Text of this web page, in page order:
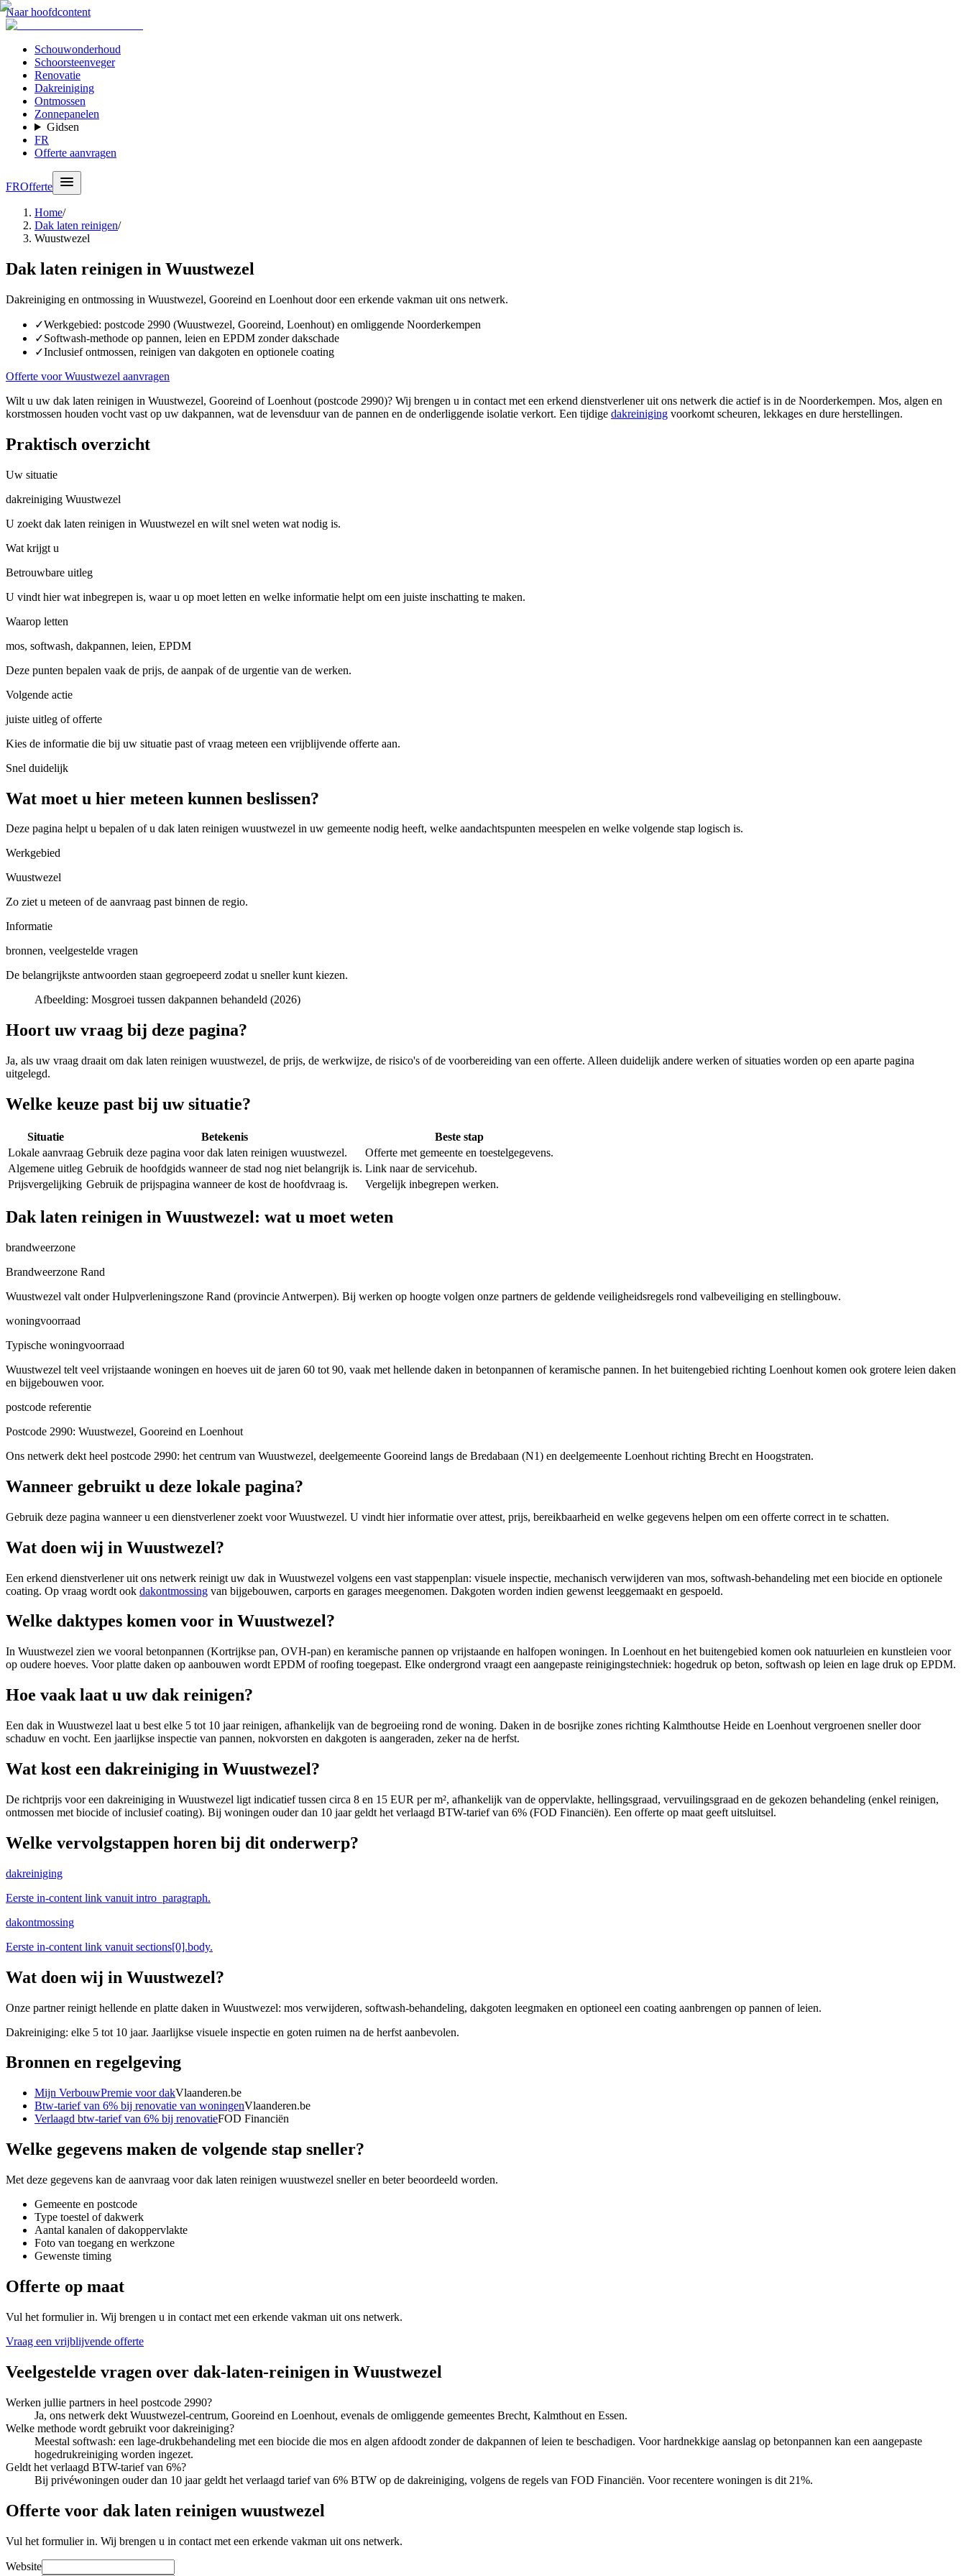
Naar hoofdcontent
Schouwonderhoud
Schoorsteenveger
Renovatie
Dakreiniging
Ontmossen
Zonnepanelen
Gidsen
FR
Offerte aanvragen
FROfferte
Home/
Dak laten reinigen/
Wuustwezel
Dak laten reinigen in Wuustwezel
Dakreiniging en ontmossing in Wuustwezel, Gooreind en Loenhout door een erkende vakman uit ons netwerk.
✓Werkgebied: postcode 2990 (Wuustwezel, Gooreind, Loenhout) en omliggende Noorderkempen
✓Softwash-methode op pannen, leien en EPDM zonder dakschade
✓Inclusief ontmossen, reinigen van dakgoten en optionele coating
Offerte voor Wuustwezel aanvragen
Wilt u uw dak laten reinigen in Wuustwezel, Gooreind of Loenhout (postcode 2990)? Wij brengen u in contact met een erkend dienstverlener uit ons netwerk die actief is in de Noorderkempen. Mos, algen en
korstmossen houden vocht vast op uw dakpannen, wat de levensduur van de pannen en de onderliggende isolatie verkort. Een tijdige dakreiniging voorkomt scheuren, lekkages en dure herstellingen.
Praktisch overzicht
Uw situatie
dakreiniging Wuustwezel
U zoekt dak laten reinigen in Wuustwezel en wilt snel weten wat nodig is.
Wat krijgt u
Betrouwbare uitleg
U vindt hier wat inbegrepen is, waar u op moet letten en welke informatie helpt om een juiste inschatting te maken.
Waarop letten
mos, softwash, dakpannen, leien, EPDM
Deze punten bepalen vaak de prijs, de aanpak of de urgentie van de werken.
Volgende actie
juiste uitleg of offerte
Kies de informatie die bij uw situatie past of vraag meteen een vrijblijvende offerte aan.
Snel duidelijk
Wat moet u hier meteen kunnen beslissen?
Deze pagina helpt u bepalen of u dak laten reinigen wuustwezel in uw gemeente nodig heeft, welke aandachtspunten meespelen en welke volgende stap logisch is.
Werkgebied
Wuustwezel
Zo ziet u meteen of de aanvraag past binnen de regio.
Informatie
bronnen, veelgestelde vragen
De belangrijkste antwoorden staan gegroepeerd zodat u sneller kunt kiezen.
Afbeelding: Mosgroei tussen dakpannen behandeld (2026)
Hoort uw vraag bij deze pagina?
Ja, als uw vraag draait om dak laten reinigen wuustwezel, de prijs, de werkwijze, de risico's of de voorbereiding van een offerte. Alleen duidelijk andere werken of situaties worden op een aparte pagina
uitgelegd.
Welke keuze past bij uw situatie?
Situatie Betekenis
Beste stap
Lokale aanvraag Gebruik deze pagina voor dak laten reinigen wuustwezel.
Offerte met gemeente en toestelgegevens.
Algemene uitleg Gebruik de hoofdgids wanneer de stad nog niet belangrijk is. Link naar de servicehub.
Prijsvergelijking Gebruik de prijspagina wanneer de kost de hoofdvraag is. Vergelijk inbegrepen werken.
Dak laten reinigen in Wuustwezel: wat u moet weten
brandweerzone
Brandweerzone Rand
Wuustwezel valt onder Hulpverleningszone Rand (provincie Antwerpen). Bij werken op hoogte volgen onze partners de geldende veiligheidsregels rond valbeveiliging en stellingbouw.
woningvoorraad
Typische woningvoorraad
Wuustwezel telt veel vrijstaande woningen en hoeves uit de jaren 60 tot 90, vaak met hellende daken in betonpannen of keramische pannen. In het buitengebied richting Loenhout komen ook grotere leien daken
en bijgebouwen voor.
postcode referentie
Postcode 2990: Wuustwezel, Gooreind en Loenhout
Ons netwerk dekt heel postcode 2990: het centrum van Wuustwezel, deelgemeente Gooreind langs de Bredabaan (N1) en deelgemeente Loenhout richting Brecht en Hoogstraten.
Wanneer gebruikt u deze lokale pagina?
Gebruik deze pagina wanneer u een dienstverlener zoekt voorWuustwezel. U vindt hier informatie over attest, prijs, bereikbaarheid en welke gegevens helpen om een offerte correct in te schatten.
Wat doen wij in Wuustwezel?
Een erkend dienstverlener uit ons netwerk reinigt uw dak in Wuustwezel volgens een vast stappenplan: visuele inspectie, mechanisch verwijderen van mos, softwash-behandeling met een biocide en optionele
coating. Op vraag wordt ook dakontmossing van bijgebouwen, carports en garages meegenomen. Dakgoten worden indien gewenst leeggemaakt en gespoeld.
Welke daktypes komen voor in Wuustwezel?
In Wuustwezel zien we vooral betonpannen (Kortrijkse pan, OVH-pan) en keramische pannen op vrijstaande en halfopen woningen. In Loenhout en het buitengebied komen ook natuurleien en kunstleien voor
op oudere hoeves. Voor platte daken op aanbouwen wordt EPDM of roofing toegepast. Elke ondergrond vraagt een aangepaste reinigingstechniek: hogedruk op beton, softwash op leien en lage druk op EPDM.
Hoe vaak laat u uw dak reinigen?
Een dak in Wuustwezel laat u best elke 5 tot 10 jaar reinigen, afhankelijk van de begroeiing rond de woning. Daken in de bosrijke zones richting Kalmthoutse Heide en Loenhout vergroenen sneller door
schaduw en vocht. Een jaarlijkse inspectie van pannen, nokvorsten en dakgoten is aangeraden, zeker na de herfst.
Wat kost een dakreiniging in Wuustwezel?
De richtprijs voor een dakreiniging in Wuustwezel ligt indicatief tussen circa 8 en 15 EUR per m², afhankelijk van de oppervlakte, hellingsgraad, vervuilingsgraad en de gekozen behandeling (enkel reinigen,
ontmossen met biocide of inclusief coating). Bij woningen ouder dan 10 jaar geldt het verlaagd BTW-tarief van 6% (FOD Financiën). Een offerte op maat geeft uitsluitsel.
Welke vervolgstappen horen bij dit onderwerp?
dakreiniging
Eerste in-content link vanuit intro_paragraph.
dakontmossing
Eerste in-content link vanuit sections[0].body.
Wat doen wij in Wuustwezel?
Onze partner reinigt hellende en platte daken in Wuustwezel: mos verwijderen, softwash-behandeling, dakgoten leegmaken en optioneel een coating aanbrengen op pannen of leien.
Dakreiniging: elke 5 tot 10 jaar. Jaarlijkse visuele inspectie en goten ruimen na de herfst aanbevolen.
Bronnen en regelgeving
Mijn VerbouwPremie voor dakVlaanderen.be
Btw-tarief van 6% bij renovatie van woningenVlaanderen.be
Verlaagd btw-tarief van 6% bij renovatieFOD Financiën
Welke gegevens maken de volgende stap sneller?
Met deze gegevens kan de aanvraag voordak laten reinigen wuustwezel sneller en beter beoordeeld worden.
Gemeente en postcode
Type toestel of dakwerk
Aantal kanalen of dakoppervlakte
Foto van toegang en werkzone
Gewenste timing
Offerte op maat
Vul het formulier in. Wij brengen u in contact met een erkende vakman uit ons netwerk.
Vraag een vrijblijvende offerte
Veelgestelde vragen over dak-laten-reinigen in Wuustwezel
Werken jullie partners in heel postcode 2990?
Ja, ons netwerk dekt Wuustwezel-centrum, Gooreind en Loenhout, evenals de omliggende gemeentes Brecht, Kalmthout en Essen.
Welke methode wordt gebruikt voor dakreiniging?
Meestal softwash: een lage-drukbehandeling met een biocide die mos en algen afdoodt zonder de dakpannen of leien te beschadigen. Voor hardnekkige aanslag op betonpannen kan een aangepaste
hogedrukreiniging worden ingezet.
Geldt het verlaagd BTW-tarief van 6%?
Bij privéwoningen ouder dan 10 jaar geldt het verlaagd tarief van 6% BTW op de dakreiniging, volgens de regels van FOD Financiën. Voor recentere woningen is dit 21%.
Offerte voor dak laten reinigen wuustwezel
Vul het formulier in. Wij brengen u in contact met een erkende vakman uit ons netwerk.
Website